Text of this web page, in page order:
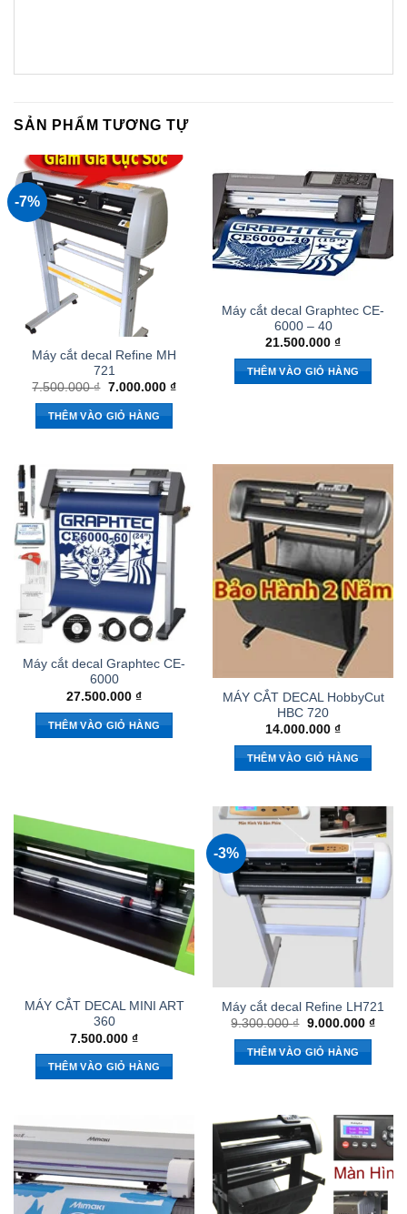
SẢN PHẨM TƯƠNG TỰ
-7%
Máy cắt decal Refine MH
721
7.500.000₫ Giá
là:
7.500.000 ₫.
7.000.000 ₫Giá
THÊM VÀO GIỎ HÀNG
Máy cắt decal Graphtec CE-
6000 – 40
21.500.000 ₫
THÊM VÀO GIỎ HÀNG
Máy cắt decal Graphtec CE-
6000
27.500.000 ₫
THÊM VÀO GIỎ HÀNG
MÁY CẮT DECAL HobbyCut
HBC 720
14.000.000 ₫
THÊM VÀO GIỎ HÀNG
MÁY CẮT DECAL MINI ART
360
7.500.000 ₫
THÊM VÀO GIỎ HÀNG
-3%
Máy cắt decal Refine LH721
9.300.000₫ Giá
là:
9.300.000 ₫.
9.000.000 ₫Giá
THÊM VÀO GIỎ HÀNG